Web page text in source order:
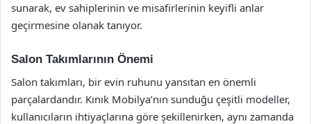
sunarak, ev sahiplerinin ve misafirlerinin keyifli anlar
geçirmesine olanak tanıyor.
Salon Takımlarının Önemi
Salon takımları, bir evin ruhunu yansıtan en önemli
parçalardandır. Kınık Mobilya’nın sunduğu çeşitli modeller,
kullanıcıların ihtiyaçlarına göre şekillenirken, aynı zamanda